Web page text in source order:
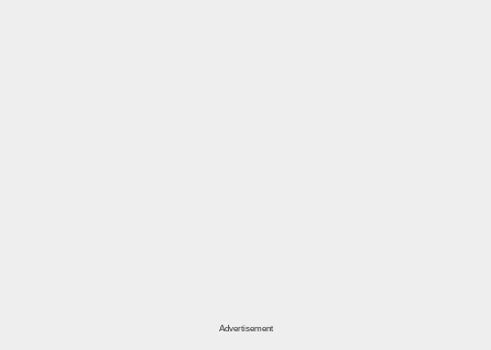
Advertisement